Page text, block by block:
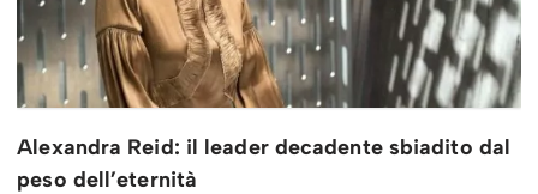
Alexandra Reid: il leader decadente sbiadito dal
peso dell’eternità